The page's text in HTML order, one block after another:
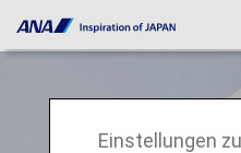
Einstellungen